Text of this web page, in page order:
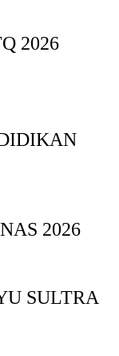
2026
2026
SULTRA